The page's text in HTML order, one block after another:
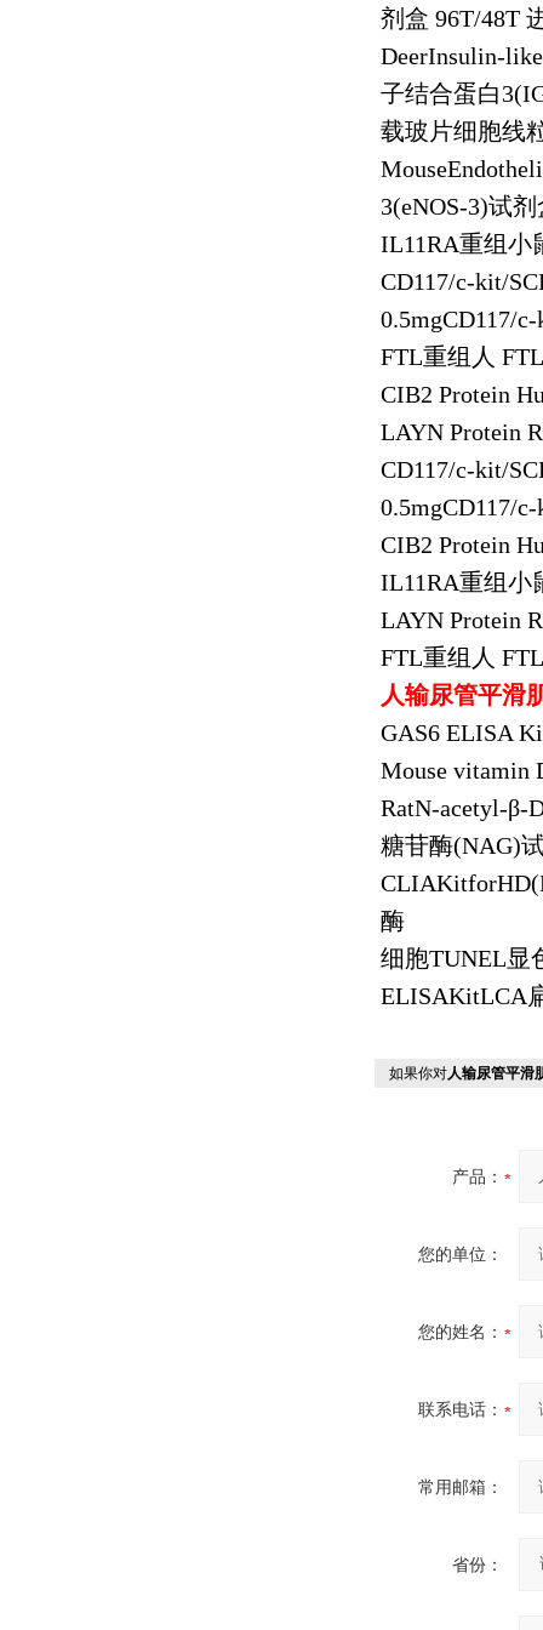
剂盒 96T/48T
DeerInsulin-
子结合蛋白
载玻片细胞线
3(eNOS-3)试剂
IL11RA重组小
CD117/c-kit/
0.5mgCD117/
FTL重组人
CIB2 Protein
LAYN Protein
CD117/c-kit/
0.5mgCD117/
CIB2 Protein
IL11RA重组小
LAYN Protein
FTL重组人
人输尿管平滑
GAS6 ELISA
Mouse vitamin
RatN-acetyl-β-
糖苷酶(NAG)
酶
细胞TUNEL显
ELISAKitLCA
如果你对人输尿管平滑
产品：
您的单位：
您的姓名：
联系电话：
常用邮箱：
省份：